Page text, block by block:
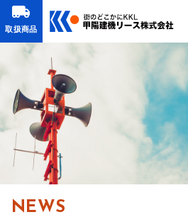
取扱商品
NEWS